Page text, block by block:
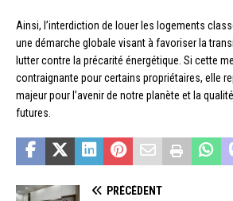
Ainsi, l’interdiction de louer les logements
une démarche globale visant à favoriser la
lutter contre la précarité énergétique. Si cette
contraignante pour certains propriétaires, elle
majeur pour l’avenir de notre planète et la
futures.
PRÉCÉDENT